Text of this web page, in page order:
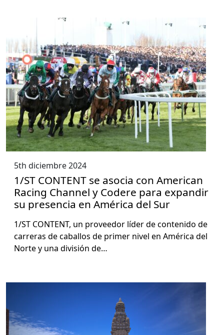
5th diciembre 2024
1/ST CONTENT se asocia con American
Racing Channel y Codere para expandir
su presencia en América del Sur
1/ST CONTENT, un provee­dor líder de con­tenido de
car­reras de cabal­los de primer niv­el en Améri­ca del
Norte y una división de…